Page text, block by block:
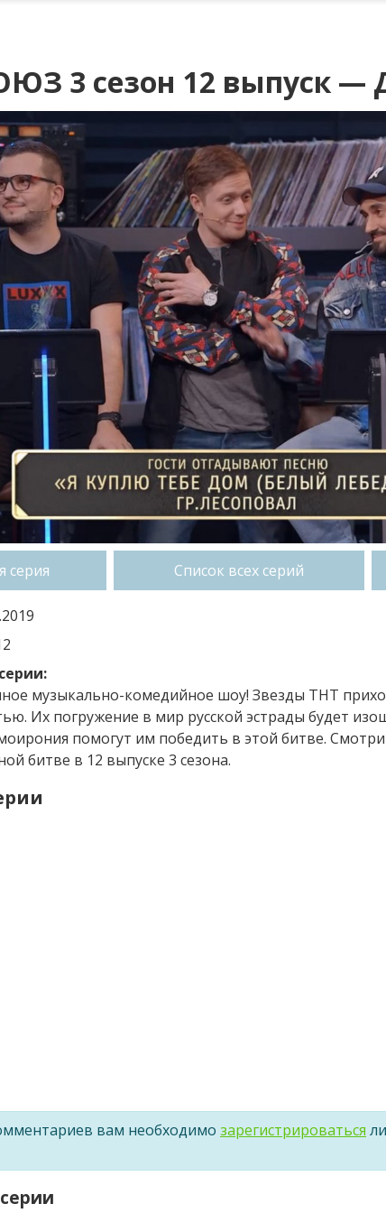
3 сезон 12 выпуск
серия Список всех серий
музыкально-комедийное шоу! Звезды ТНТ
Их погружение в мир русской эстрады будет
помогут им победить в этой битве.
битве в 12 выпуске 3 сезона.
вам необходимо зарегистрироваться